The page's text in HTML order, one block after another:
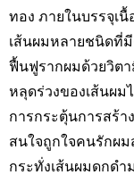
ทอง ภายในบรรจุเ
เส้นผมหลายชนิดที่
ฟื้นฟูรากผมด้วยวิต
หลุดร่วงของเส้นผม
การกระตุ้นการสร้า
สนใจถูกใจคนรักผ
กระทั่งเส้นผมดกด